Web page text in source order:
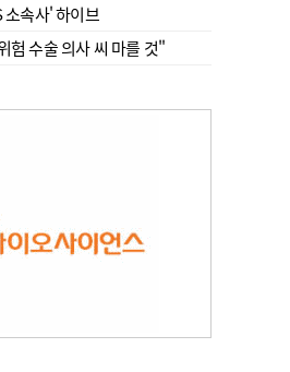
소속사' 하이브
험 수술 의사 씨 마를 것"